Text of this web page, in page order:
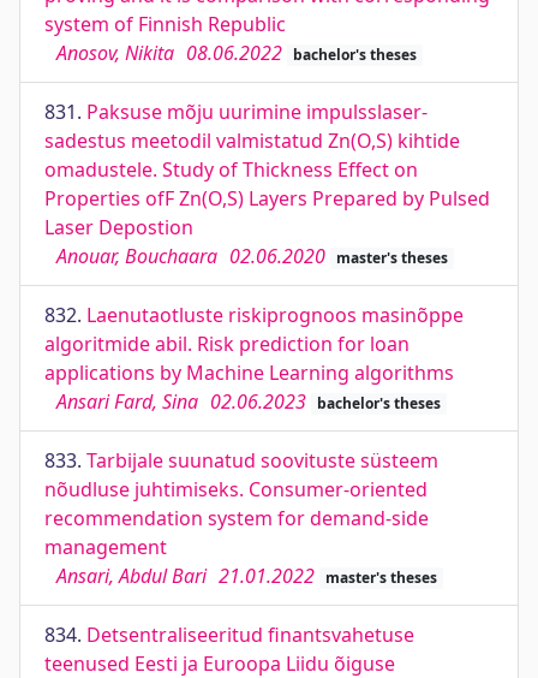
system of Finnish Republic
Anosov, Nikita 08.06.2022 bachelor's theses
831. Paksuse mõju uurimine impulsslaser-
sadestus meetodil valmistatud Zn(O,S) kihtide
omadustele. Study of Thickness Effect on
Properties ofF Zn(O,S) Layers Prepared by Pulsed
Laser Depostion
Anouar, Bouchaara 02.06.2020 master's theses
832. Laenutaotluste riskiprognoos masinõppe
algoritmide abil. Risk prediction for loan
applications by Machine Learning algorithms
Ansari Fard, Sina 02.06.2023 bachelor's theses
833. Tarbijale suunatud soovituste süsteem
nõudluse juhtimiseks. Consumer-oriented
recommendation system for demand-side
management
Ansari, Abdul Bari 21.01.2022 master's theses
834. Detsentraliseeritud finantsvahetuse
teenused Eesti ja Euroopa Liidu õiguse